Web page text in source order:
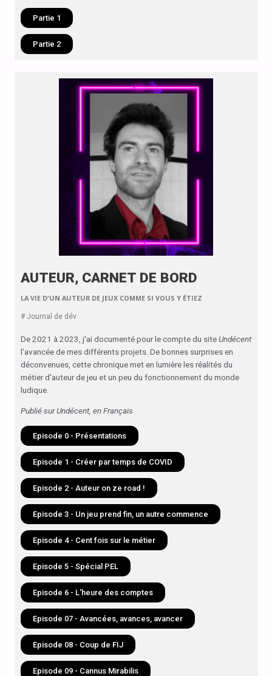
Partie 1
Partie 2
AUTEUR, CARNET DE BORD
LA VIE D'UN AUTEUR DE JEUX COMME SI VOUS Y ÉTIEZ
# Journal de dév
De 2021 à 2023, j'ai documenté pour le compte du siteUndécent
l'avancée de mes différents projets. De bonnes surprises en
déconvenues, cette chronique met en lumière les réalités du
métier d'auteur de jeu et un peu du fonctionnement du monde
ludique.
Publié sur Undécent, en Français
Episode 0 - Présentations
Episode 1 - Créer par temps de COVID
Episode 2 - Auteur on ze road !
Episode 3 - Un jeu prend fin, un autre commence
Episode 4 - Cent fois sur le métier
Episode 5 - Spécial PEL
Episode 6 - L'heure des comptes
Episode 07 - Avancées, avances, avancer
Episode 08 - Coup de FIJ
Episode 09 - Cannus Mirabilis